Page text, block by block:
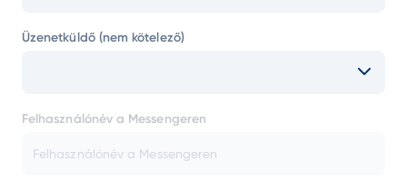
Üzenetküldő (nem kötelező)
Felhasználónév a Messengeren